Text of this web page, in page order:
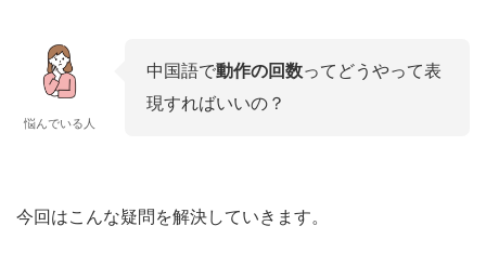
悩んでいる人
中国語で動作の回数ってどうやって表
現すればいいの？
今回はこんな疑問を解決していきます。